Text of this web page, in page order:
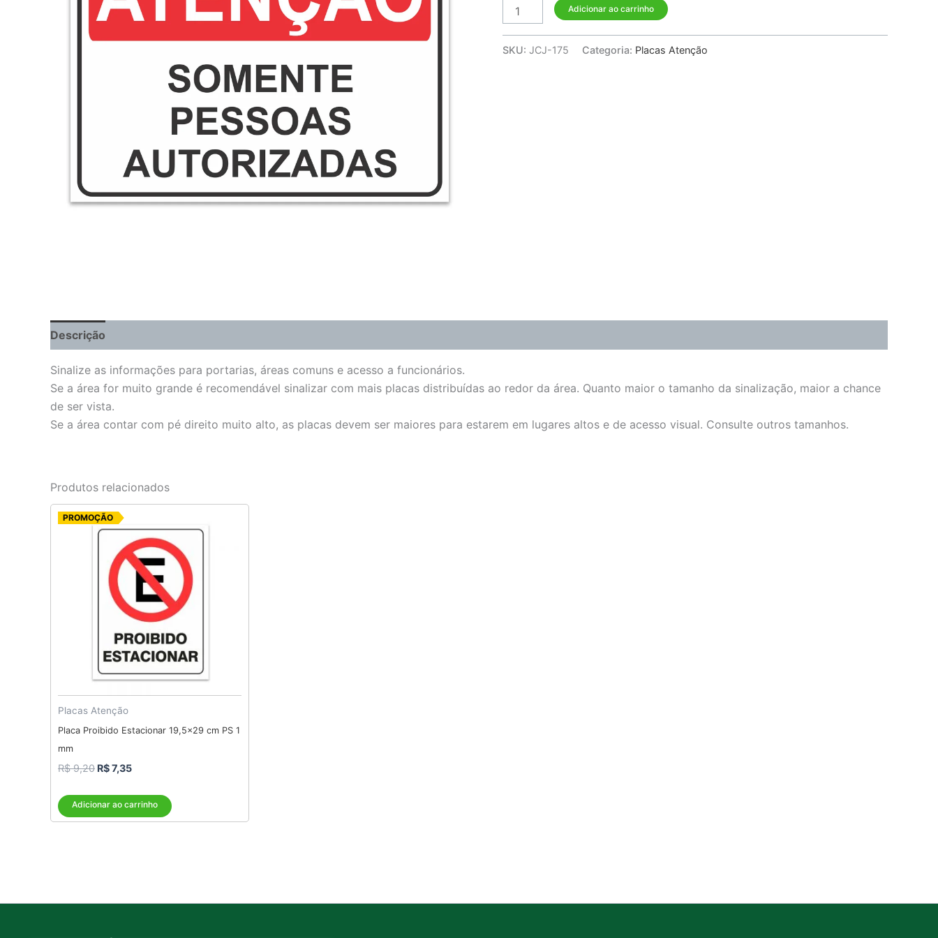
Adicionar ao carrinho
SKU: JCJ-175 Categoria: Placas Atenção
Descrição
Sinalize as informações para portarias, áreas comuns e acesso a funcionários.
Se a área for muito grande é recomendável sinalizar com mais placas distribuídas ao redor da área. Quanto maior o tamanho da sinalização, maior a chance
de ser vista.
Se a área contar com pé direito muito alto, as placas devem ser maiores para estarem em lugares altos e de acesso visual. Consulte outros tamanhos.
Produtos relacionados
PROMOÇÃO
Placas Atenção
Placa Proibido Estacionar 19,5×29 cm PS 1
mm
R$9,20
O
preço
original
R$ 9,20.
R$7,35
atual
é:
R$ 7,35.
Adicionar ao carrinho